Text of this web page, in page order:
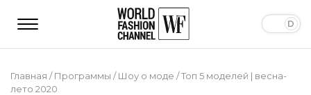
Главная /Программы /Шоу о моде /Топ 5 моделей | весна-
лето 2020